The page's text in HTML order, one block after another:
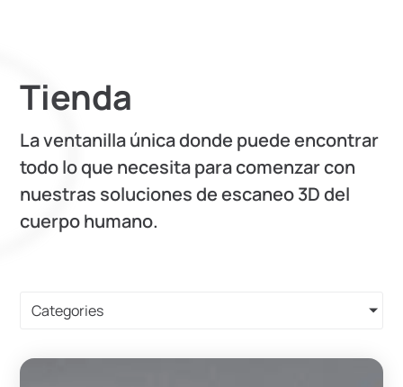
Tienda
La ventanilla única donde puede encontrar
todo lo que necesita para comenzar con
nuestras soluciones de escaneo 3D del
cuerpo humano.
Categories